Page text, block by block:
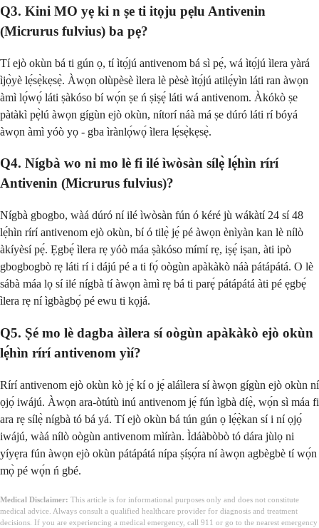
Q3. Kini MO yẹ ki n ṣe ti itọju pẹlu Antivenin
(Micrurus fulvius) ba pẹ?
Tí ejò okùn bá ti gún ọ, tí ìtọ́jú antivenom bá sì pẹ́, wá ìtọ́jú ìlera yàrá
ìjọ̀yè lẹ́sẹ̀kẹsẹ̀. Àwọn olùpèsè ìlera lè pèsè ìtọ́jú atilẹ́yìn láti ran àwọn
àmì lọ́wọ́ láti ṣàkóso bí wọ́n ṣe ń ṣiṣẹ́ láti wá antivenom. Àkókò ṣe
pàtàkì pẹ̀lú àwọn gígùn ejò okùn, nítorí náà má ṣe dúró láti rí bóyá
àwọn àmì yóò yọ - gba ìrànlọ́wọ́ ìlera lẹ́sẹ̀kẹsẹ̀.
Q4. Nígbà wo ni mo lè fi ilé ìwòsàn sílẹ̀ lẹ́hìn rírí
Antivenin (Micrurus fulvius)?
Nígbà gbogbo, wàá dúró ní ilé ìwòsàn fún ó kéré jù wákàtí 24 sí 48
lẹ́hìn rírí antivenom ejò okùn, bí ó tilẹ̀ jẹ́ pé àwọn ènìyàn kan lè nílò
àkíyèsí pẹ́. Ẹgbẹ́ ìlera rẹ yóò máa ṣàkóso mímí rẹ, iṣẹ́ iṣan, àti ipò
gbogbogbò rẹ láti rí i dájú pé a ti fọ́ oògùn apàkàkò náà pátápátá. O lè
sábà máa lọ sí ilé nígbà tí àwọn àmì rẹ bá ti parẹ́ pátápátá àti pé ẹgbẹ́
ìlera rẹ ní ìgbàgbọ́ pé ewu ti kọjá.
Q5. Ṣé mo lè dagba àìlera sí oògùn apàkàkò ejò okùn
lẹ́hìn rírí antivenom yìí?
Rírí antivenom ejò okùn kò jẹ́ kí o jẹ́ aláìlera sí àwọn gígùn ejò okùn ní
ọjọ́ iwájú. Àwọn ara-òtútù inú antivenom jẹ́ fún ìgbà díẹ̀, wọ́n sì máa fi
ara rẹ sílẹ̀ nígbà tó bá yá. Tí ejò okùn bá tún gún ọ lẹ́ẹ̀kan sí i ní ọjọ́
iwájú, wàá nílò oògùn antivenom mìíràn. Ìdáàbòbò tó dára jùlọ ni
yíyẹra fún àwọn ejò okùn pátápátá nípa ṣíṣọ́ra ní àwọn agbègbè tí wọ́n
mọ̀ pé wọ́n ń gbé.
Medical Disclaimer: This article is for informational purposes only and does not constitute
medical advice. Always consult a qualified healthcare provider for diagnosis and treatment
decisions. If you are experiencing a medical emergency, call 911 or go to the nearest emergency